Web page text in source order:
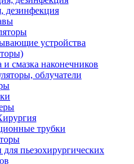
дезинфекция
устройства
и смазка наконечников
облучатели
трубки
для пьезохирургических